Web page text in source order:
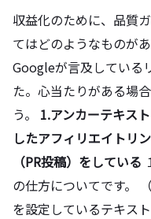
収益化のために、品質
てはどのようなものが
Googleが言及している
た。心当たりがある場
う。 1.アンカーテキス
したアフィリエイトリ
（PR投稿）をしている
の仕方についてです。
を設定しているテキス